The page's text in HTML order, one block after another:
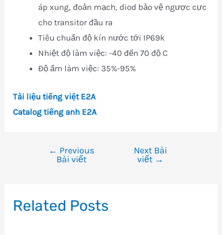
áp xung, đoản mạch, diod bảo vệ ngược cực
cho transitor đầu ra
Tiêu chuẩn độ kín nước tới IP69k
Nhiệt độ làm việc: -40 đến 70 độ C
Độ ẩm làm việc: 35%-95%
Tài liệu tiếng việt E2A
Catalog tiếng anh E2A
viết
← Previous
Bài viết
Next Bài
viết →
Related Posts